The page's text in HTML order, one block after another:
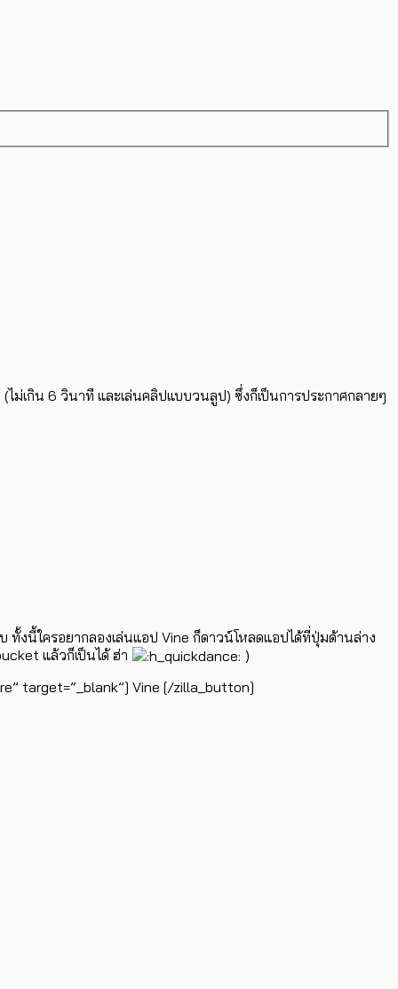
เกิน 6 วินาที และเล่นคลิปแบบวนลูป) ซึ่งก็เป็นการประกาศกลายๆ
งนี้ใครอยากลองเล่นแอป Vine ก็ดาวน์โหลดแอปได้ที่ปุ่มด้านล่าง
แล้วก็เป็นได้ ฮ่า
)
target=”_blank”] Vine [/zilla_button]